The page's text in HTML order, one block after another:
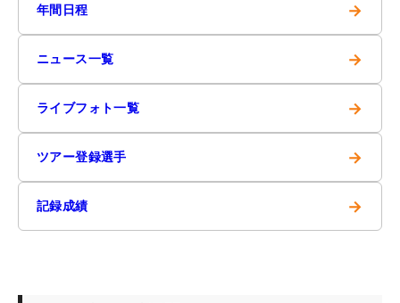
年間日程 →
ニュース一覧 →
ライブフォト一覧 →
ツアー登録選手 →
記録成績 →